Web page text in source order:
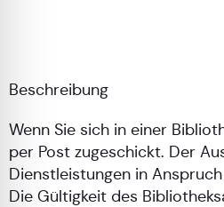
Beschreibung
Wenn Sie sich in einer
per Post zugeschickt. Der
Dienstleistungen in
Die Gültigkeit des